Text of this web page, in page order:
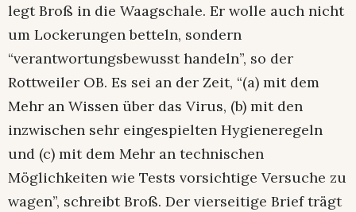
legt Broß in die Waagschale. Er wolle auch nicht
um Lockerungen betteln, sondern
“verantwortungsbewusst handeln”, so der
Rottweiler OB. Es sei an der Zeit, “(a) mit dem
Mehr an Wissen über das Virus, (b) mit den
inzwischen sehr eingespielten Hygieneregeln
und (c) mit dem Mehr an technischen
Möglichkeiten wie Tests vorsichtige Versuche zu
wagen”, schreibt Broß. Der vierseitige Brief trägt